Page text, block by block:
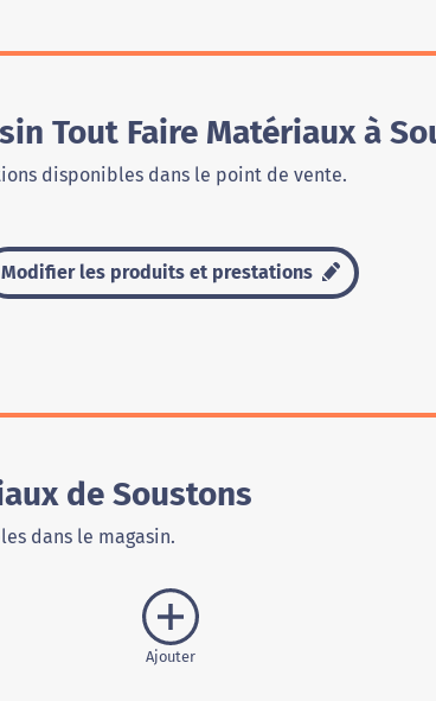
Tout Faire Matériaux à
disponibles dans le point de vente.
Modifier les produits et prestations
de Soustons
dans le magasin.
Ajouter